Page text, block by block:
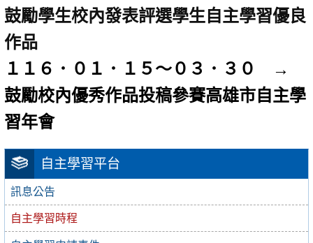
自主學習平台
訊息公告
自主學習時程
鼓勵學生校內發表評選學生自主學習優良
作品
１１６．０１．１５～０３．３０ →
鼓勵校內優秀作品投稿參賽高雄市自主學
習年會